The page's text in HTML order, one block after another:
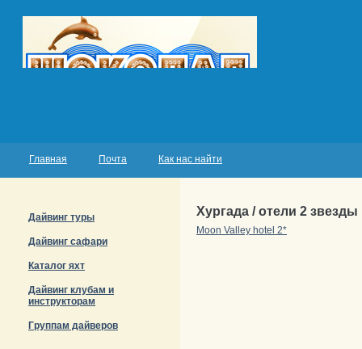
Главная Почта Как нас найти
Дайвинг туры
Дайвинг сафари
Каталог яхт
Дайвинг клубам и
инструкторам
Группам дайверов
Хургада / отели 2 звезды
Moon Valley hotel 2*